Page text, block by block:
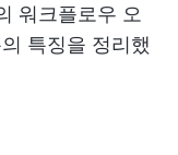
워크플로우 오
특징을 정리했